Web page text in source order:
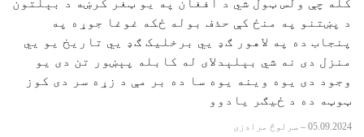
کله چې ولس ټول شي د افغان په یو ټغر کرښه د بېلتون
د پښتنو په منځ کې حذف بوله ځکه غوغا جوړه په
پنجاب ده په لاهور ګډ يي برخلیک ګډ يي تاریخ یو يي
منزل دی نه شي بېلېدلای له کابله پېښور تن دی یو
وجود دی یوه وینه یوه سا ده بر مې د زړه سر دی کوز
ټوټه ده د ځیګر یادوو
05.09.2024
– سرلوڅ مرادزی